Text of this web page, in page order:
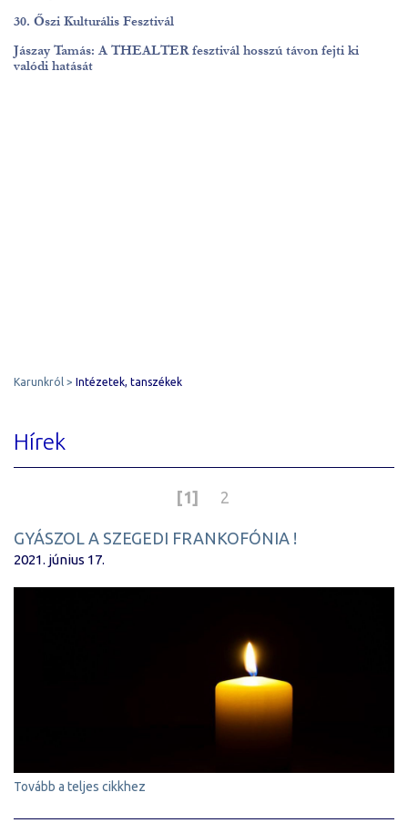
30. Őszi Kulturális Fesztivál
Jászay Tamás: A THEALTER fesztivál hosszú távon fejti ki
valódi hatását
Karunkról Intézetek, tanszékek
Hírek
[1] 2
GYÁSZOL A SZEGEDI FRANKOFÓNIA !
2021. június 17.
Tovább a teljes cikkhez